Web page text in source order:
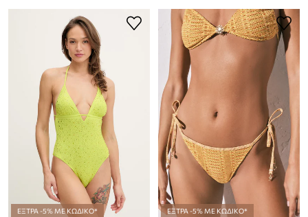
ΕΞΤΡΑ -5% ΜΕ ΚΩΔΙΚΟ* ΕΞΤΡΑ -5% ΜΕ ΚΩΔΙΚΟ*